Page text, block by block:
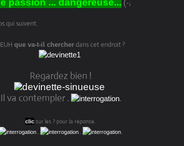
passion ... dangereuse... (-;
qui suivent.
que va-t-il chercherdans cet endroit ?
Regardez bien !
Il va contempler .
.
clic sur les ? pour la réponse.
.... .... ..